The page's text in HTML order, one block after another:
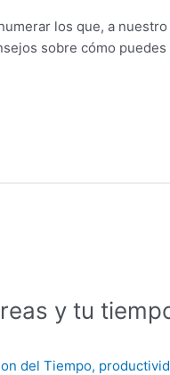
los que, a
sobre cómo
y tu
del Tiempo,